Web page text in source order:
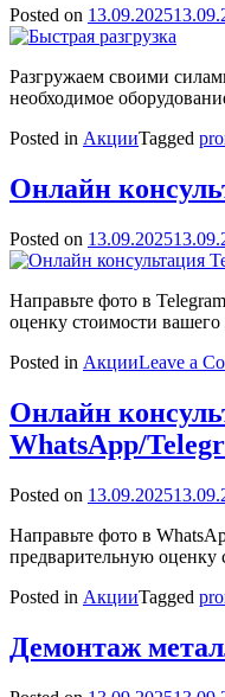
Posted on 13.09.2025
Разгружаем своими
необходимое
Posted in АкцииTagged
Онлайн
Posted on 13.09.2025
Направьте фото в
оценку стоимости вашего
Posted in АкцииLeave a
Онлайн
WhatsApp/
Posted on 13.09.2025
Направьте фото в
предварительную оценку
Posted in АкцииTagged
Демонтаж